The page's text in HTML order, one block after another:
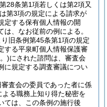
28条第1項若しくは第2項又
第3項の規定による請求が
定する保有個人情報の開
、なお従前の例による。
旧条例第45条第1項の規定
する平泉町個人情報保護審
)にされた諮問は、審査会
に規定する調査審議につい
査会の委員であった者に係
る職務上知り得た秘密を
ては、この条例の施行後